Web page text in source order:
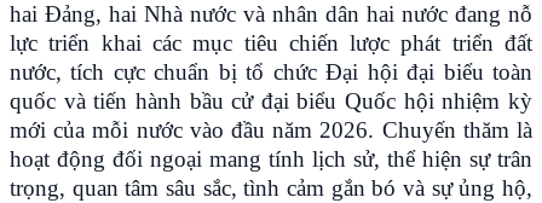
hai Đảng, hai Nhà nước và nhân dân hai nước đang nỗ
lực triển khai các mục tiêu chiến lược phát triển đất
nước, tích cực chuẩn bị tổ chức Đại hội đại biểu toàn
quốc và tiến hành bầu cử đại biểu Quốc hội nhiệm kỳ
mới của mỗi nước vào đầu năm 2026. Chuyến thăm là
hoạt động đối ngoại mang tính lịch sử, thể hiện sự trân
trọng, quan tâm sâu sắc, tình cảm gắn bó và sự ủng hộ,